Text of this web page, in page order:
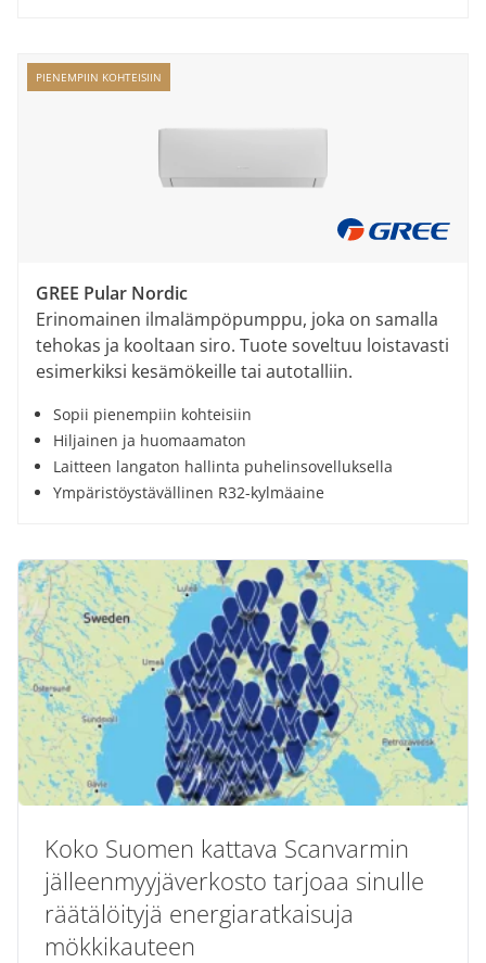
PIENEMPIIN KOHTEISIIN
GREE Pular Nordic
Erinomainen ilmalämpöpumppu, joka on samalla
tehokas ja kooltaan siro. Tuote soveltuu loistavasti
esimerkiksi kesämökeille tai autotalliin.
Sopii pienempiin kohteisiin
Hiljainen ja huomaamaton
Laitteen langaton hallinta puhelinsovelluksella
Ympäristöystävällinen R32-kylmäaine
Koko Suomen kattava Scanvarmin
jälleenmyyjäverkosto tarjoaa sinulle
räätälöityjä energiaratkaisuja
mökkikauteen